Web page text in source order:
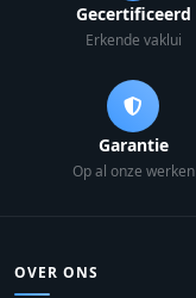
Gecertificeerd
Erkende vaklui
Garantie
Op al onze werken
OVER ONS